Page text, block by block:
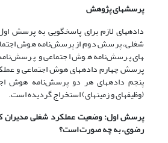
پرسش­های پژوهش
داده­های لازم برای پاسخگویی به پرسش
های پرسش‌نامه هوش اجتماعی و پرسش‌نامه
پرسش چهارم داده­های هوش اجتماعی و
پنجم داده­های هر دو پرسش‌نامه هوش
(وظیفه­ای و زمینه­ای) استخراج گردیده است.
پرسش اول: وضعیت عملکرد شغلی مدیران
رضوی، به چه صورت است؟